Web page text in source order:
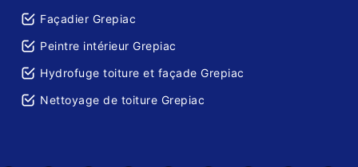
Façadier Grepiac
Peintre intérieur Grepiac
Hydrofuge toiture et façade Grepiac
Nettoyage de toiture Grepiac